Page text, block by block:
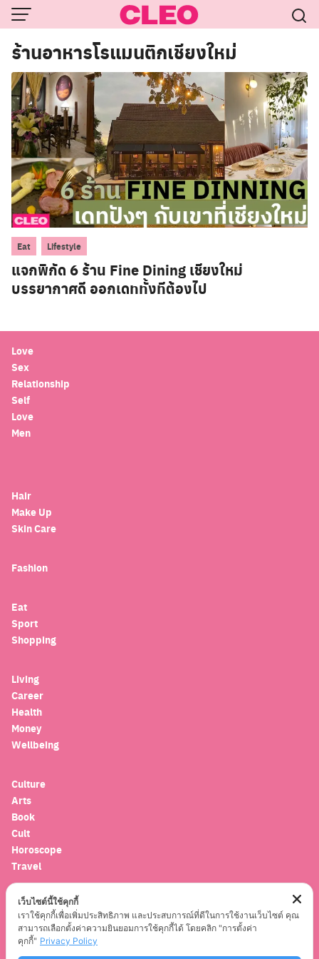
Skip
to
content
Search
ร้านอาหารโรแมนติกเชียงใหม่
Eat Lifestyle
แจกพิกัด 6 ร้าน Fine Dining เชียงใหม่
บรรยากาศดี ออกเดททั้งทีต้องไป
Love
Sex
Relationship
Self
Love
Men
Hair
Make Up
Skin Care
Fashion
Eat
Sport
Shopping
Living
Career
Health
Money
Wellbeing
Culture
Arts
Book
Cult
Horoscope
Travel
Entertainment
Celebrity
Movies
Musics
เว็บไซต์นี้ใช้คุกกี้
เราใช้คุกกี้เพื่อเพิ่มประสิทธิภาพ และประสบการณ์ที่ดีในการใช้งานเว็บไซต์ คุณ
สามารถเลือกตั้งค่าความยินยอมการใช้คุกกี้ได้ โดยคลิก "การตั้งค่า
คุกกี้" Privacy Policy